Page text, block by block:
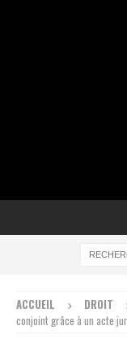
ACCUEIL DROIT
conjoint grâce à un acte